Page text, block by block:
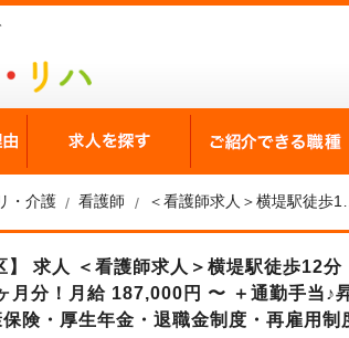
当社が選ばれる理由 求人を探す
・介護 看護師
】 求人 ＜看護師求人＞横堤駅徒歩12
月分！月給 187,000円 〜 ＋通勤手当♪
険・厚生年金・退職金制度・再雇用制